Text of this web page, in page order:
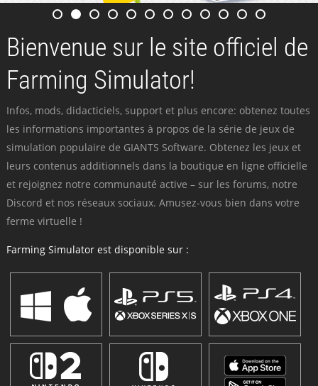
Bienvenue sur le site officiel de
Farming Simulator!
Infos, mods, didacticiels, support et plus encore: obtenez toutes
les informations importantes à propos de la série de jeux de
simulation populaire de GIANTS Software. Obtenez les jeux et
leurs contenus additionnels dans la boutique en ligne officielle
et rejoignez notre communauté active – sur les forums, notre
Discord et nos réseaux sociaux. Amusez-vous bien dans votre
ferme virtuelle !
Farming Simulator est disponible sur :